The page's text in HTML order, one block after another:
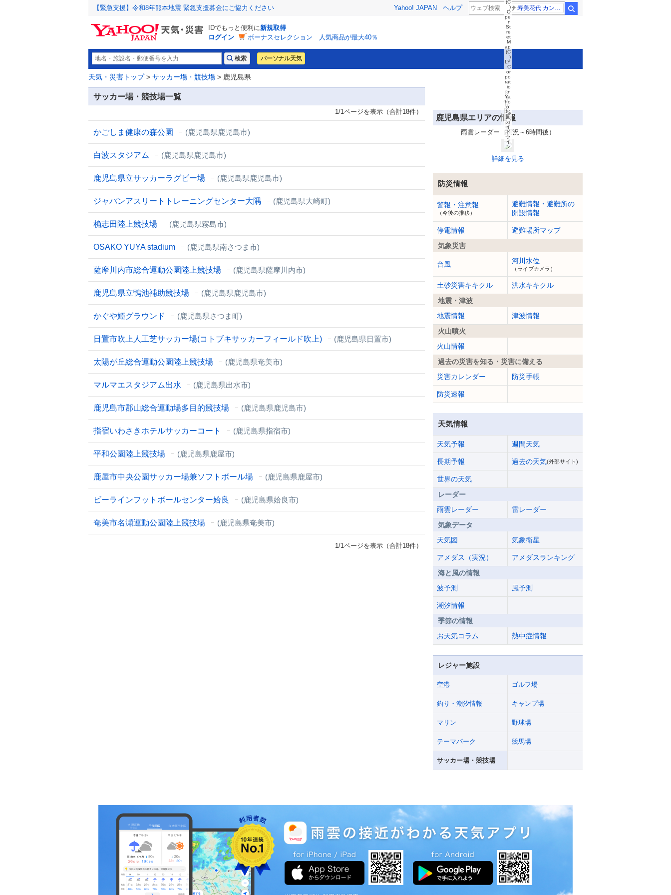
【緊急支援】令和8年熊本地震 緊急支援募金にご協力ください Yahoo! JAPAN ヘルプ
IDでもっと便利に新規取得
ログイン
ボーナスセレクション 人気商品が最大40％
パーソナル天気
天気・災害トップ> サッカー場・競技場 > 鹿児島県
サッカー場・競技場一覧
1/1ページを表示（合計18件）
かごしま健康の森公園 (鹿児島県鹿児島市)
白波スタジアム (鹿児島県鹿児島市)
鹿児島県立サッカーラグビー場 (鹿児島県鹿児島市)
ジャパンアスリートトレーニングセンター大隅 (鹿児島県大崎町)
桷志田陸上競技場 (鹿児島県霧島市)
OSAKO YUYA stadium (鹿児島県南さつま市)
薩摩川内市総合運動公園陸上競技場 (鹿児島県薩摩川内市)
鹿児島県立鴨池補助競技場 (鹿児島県鹿児島市)
かぐや姫グラウンド (鹿児島県さつま町)
日置市吹上人工芝サッカー場(コトブキサッカーフィールド吹上) (鹿児島県日置市)
太陽が丘総合運動公園陸上競技場 (鹿児島県奄美市)
マルマエスタジアム出水 (鹿児島県出水市)
鹿児島市郡山総合運動場多目的競技場 (鹿児島県鹿児島市)
指宿いわさきホテルサッカーコート (鹿児島県指宿市)
平和公園陸上競技場 (鹿児島県鹿屋市)
鹿屋市中央公園サッカー場兼ソフトボール場 (鹿児島県鹿屋市)
ビーラインフットボールセンター姶良 (鹿児島県姶良市)
奄美市名瀬運動公園陸上競技場 (鹿児島県奄美市)
1/1ページを表示（合計18件）
鹿児島県エリアの情報
雨雲レーダー（実況～6時間後）
8
月
6
日
1
7:
2
5
(C
)
O
pe
n
St
re
et
M
ap
(C
)
LY
C
or
po
rat
io
n
Ya
ho
o!
地
図
ガ
イ
ド
ラ
イ
ン
詳細を見る
防災情報
警報・注意報
（今後の推移）
避難情報・避難所の
開設情報
停電情報
避難場所マップ
気象災害
台風 河川水位
（ライブカメラ）
土砂災害キキクル
洪水キキクル
地震・津波
地震情報
津波情報
火山噴火
火山情報
過去の災害を知る・災害に備える
災害カレンダー
防災手帳
防災速報
天気情報
天気予報 週間天気
長期予報 過去の天気(外部サイト)
世界の天気
レーダー
雨雲レーダー
雷レーダー
気象データ
天気図
気象衛星
アメダス（実況）
アメダスランキング
海と風の情報
波予測
風予測
潮汐情報
季節の情報
お天気コラム
熱中症情報
レジャー施設
空港 ゴルフ場
釣り・潮汐情報 キャンプ場
マリン 野球場
テーマパーク 競馬場
サッカー場・競技場